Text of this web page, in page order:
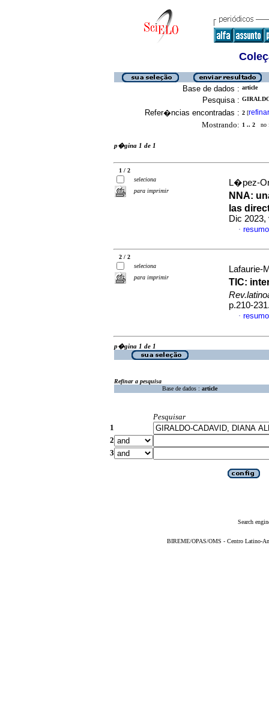
Base de dados : article
Pesquisa :
Refer�ncias encontradas : 2 [refinar
Mostrando: 1 .. 2 no
p�gina 1 de 1
1 / 2
seleciona
para imprimir
L�pez-
NNA:
las
Dic 2023,
·
2 / 2
seleciona
para imprimir
Lafaurie-
TIC:
p.210-
·
p�gina 1 de 1
Refinar a pesquisa
Base de dados : article
Pesquisar
1
2
3
Search
BIREME/OPAS/OMS - Centro Latino-